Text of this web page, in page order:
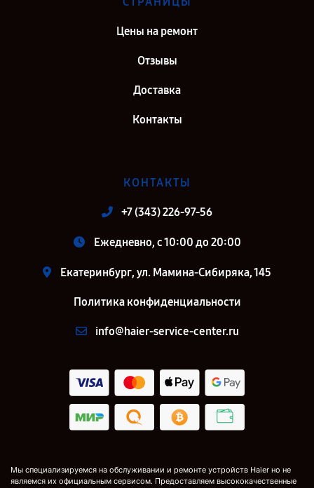
Цены на ремонт
Отзывы
Доставка
Контакты
КОНТАКТЫ
+7 (343) 226-97-56
Ежедневно, с 10:00 до 20:00
Екатеринбург, ул. Мамина-Сибиряка, 145
Политика конфиденциальности
info@haier-service-center.ru
Мы специализируемся на обслуживании и ремонте устройств Haier но не
являемся их официальным сервисом. Предоставляем высококачественные